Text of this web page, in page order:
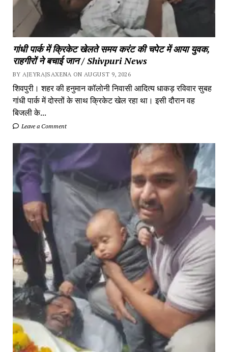
गांधी पार्क में क्रिकेट खेलते समय करंट की चपेट में आया युवक,
राहगीरों ने बचाई जान / Shivpuri News
BY AJEYRAJSAXENA ON AUGUST 9, 2026
शिवपुरी। शहर की हनुमान कॉलोनी निवासी आदित्य धाकड़ रविवार सुबह
गांधी पार्क में दोस्तों के साथ क्रिकेट खेल रहा था। इसी दौरान वह
बिजली के...
Leave a Comment